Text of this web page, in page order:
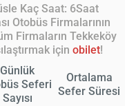
Kaç Saat: 6Saat
Otobüs Firmalarının
Firmaların Tekkeköy
için obilet!
Günlük
Seferi
Sayısı
Ortalama
Sefer Süresi